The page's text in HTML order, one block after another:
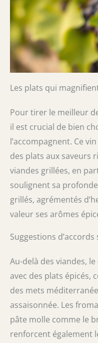
Les plats qui
Pour tirer le meilleur
il est crucial de bien
l’accompagnent. Ce
des plats aux saveurs
viandes grillées, en
soulignent sa
grillés, agrémentés
valeur ses arômes
Suggestions
Au-delà des viandes,
avec des plats épicés,
des mets
assaisonnée. Les
pâte molle comme le
renforcent également